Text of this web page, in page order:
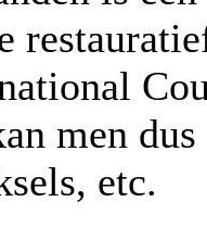
men
etc.